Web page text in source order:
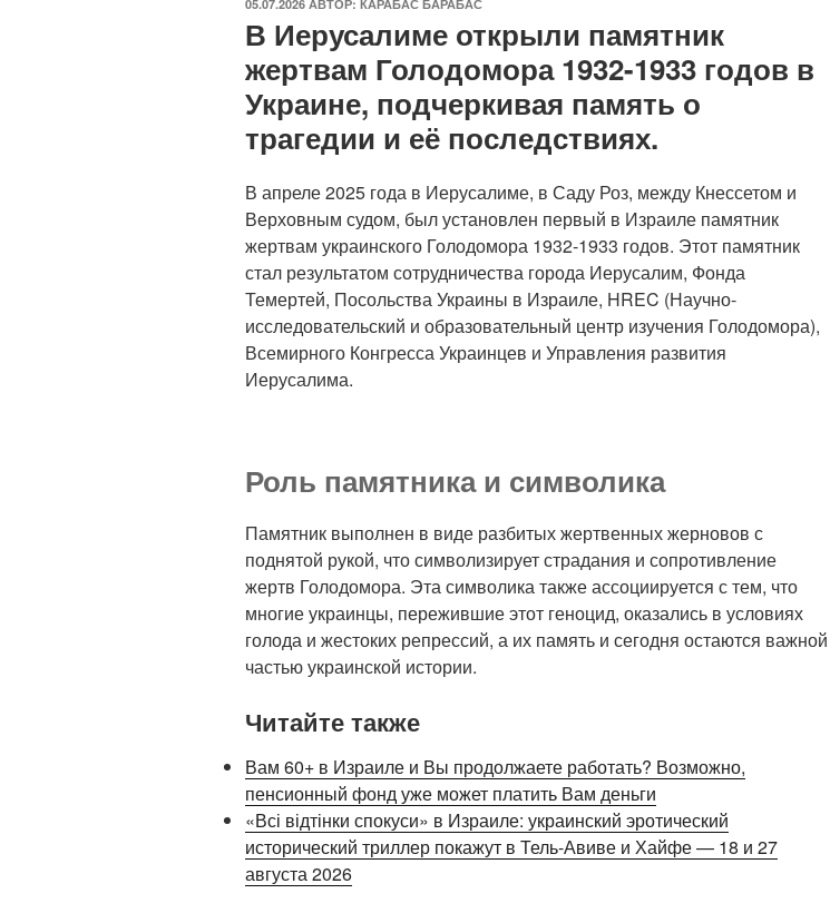
05.07.2026 АВТОР: КАРАБАС БАРАБАС
В Иерусалиме открыли памятник
жертвам Голодомора 1932-1933 годов в
Украине, подчеркивая память о
трагедии и её последствиях.
В апреле 2025 года в Иерусалиме, в Саду Роз, между Кнессетом и
Верховным судом, был установлен первый в Израиле памятник
жертвам украинского Голодомора 1932-1933 годов. Этот памятник
стал результатом сотрудничества города Иерусалим, Фонда
Темертей, Посольства Украины в Израиле, HREC (Научно-
исследовательский и образовательный центр изучения Голодомора),
Всемирного Конгресса Украинцев и Управления развития
Иерусалима.
Роль памятника и символика
Памятник выполнен в виде разбитых жертвенных жерновов с
поднятой рукой, что символизирует страдания и сопротивление
жертв Голодомора. Эта символика также ассоциируется с тем, что
многие украинцы, пережившие этот геноцид, оказались в условиях
голода и жестоких репрессий, а их память и сегодня остаются важной
частью украинской истории.
Читайте также
Вам 60+ в Израиле и Вы продолжаете работать? Возможно,
пенсионный фонд уже может платить Вам деньги
«Всі відтінки спокуси» в Израиле: украинский эротический
исторический триллер покажут в Тель-Авиве и Хайфе — 18 и 27
августа 2026